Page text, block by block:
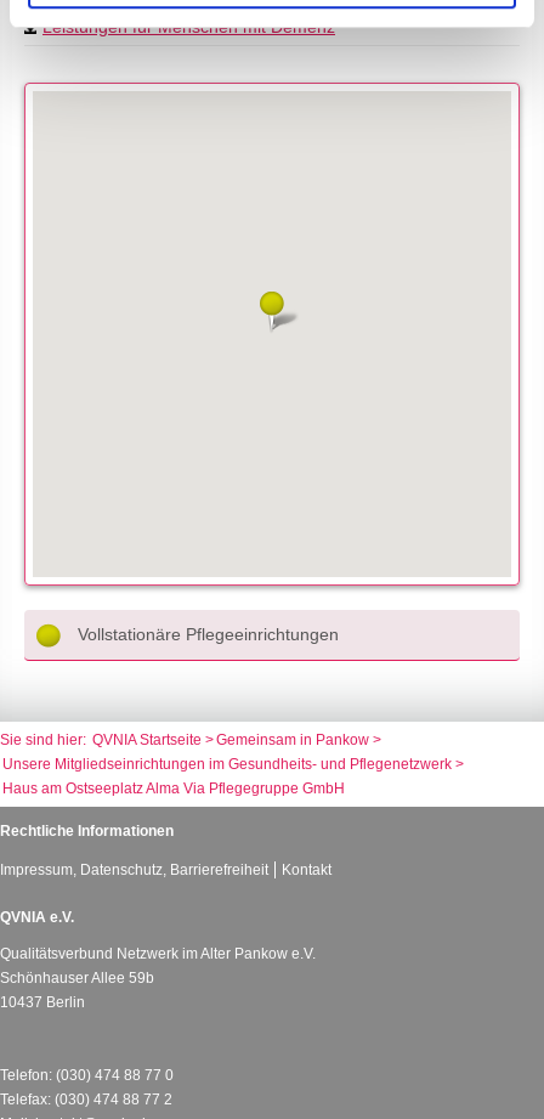
Leistungen für Menschen mit Demenz
Vollstationäre Pflegeeinrichtungen
QVNIA Startseite
Gemeinsam in Pankow
Unsere Mitgliedseinrichtungen im Gesundheits- und Pflegenetzwerk
Haus am Ostseeplatz Alma Via Pflegegruppe GmbH
Rechtliche Informationen
Impressum, Datenschutz, Barrierefreiheit Kontakt
QVNIA e.V.
Qualitätsverbund Netzwerk im Alter Pankow e.V.
Schönhauser Allee 59b
10437 Berlin
Telefon: (030) 474 88 77 0
Telefax: (030) 474 88 77 2